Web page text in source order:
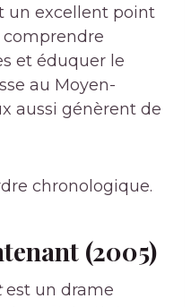
un excellent point
et éduquer le
au Moyen-
aussi génèrent de
chronologique.
(2005)
est un drame